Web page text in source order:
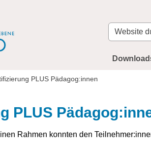
Website
PLUS Pädagog:innen
PLUS
Rahmen konnten den